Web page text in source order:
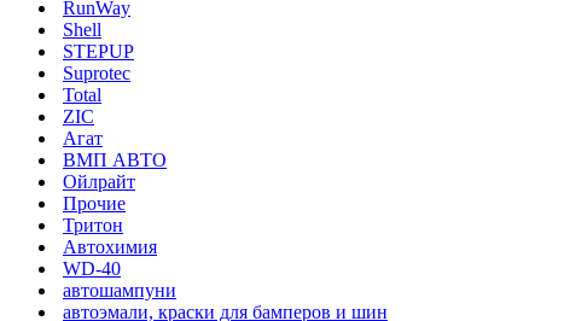
RunWay
Shell
STEPUP
Suprotec
Total
ZIC
Агат
ВМП АВТО
Ойлрайт
Прочие
Тритон
Автохимия
WD-40
автошампуни
автоэмали, краски для бамперов и шин